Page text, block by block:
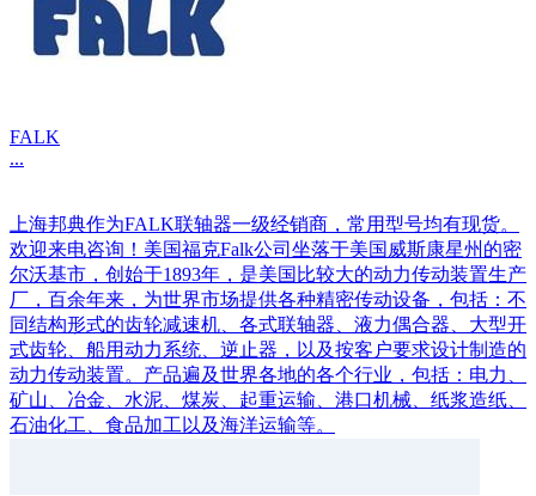
FALK
...
上海邦典作为FALK联轴器一级经销商，常用型号均有现货。
欢迎来电咨询！美国福克Falk公司坐落于美国威斯康星州的密
尔沃基市，创始于1893年，是美国比较大的动力传动装置生产
厂，百余年来，为世界市场提供各种精密传动设备，包括：不
同结构形式的齿轮减速机、各式联轴器、液力偶合器、大型开
式齿轮、船用动力系统、逆止器，以及按客户要求设计制造的
动力传动装置。产品遍及世界各地的各个行业，包括：电力、
矿山、冶金、水泥、煤炭、起重运输、港口机械、纸浆造纸、
石油化工、食品加工以及海洋运输等。